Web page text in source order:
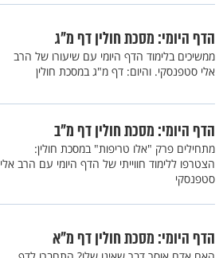
הדף היומי: מסכת חולין דף מ"ג
ממשיכים בלימוד הדף היומי עם שיעורו של הרב
אלי סטפנסקי. והיום: דף מ"ג במסכת חולין
הדף היומי: מסכת חולין דף מ"ב
מתחילים פרק "אלו טריפות" במסכת חולין:
הצטרפו ללימוד חווייתי של הדף היומי עם הרב אלי
סטפנסקי
הדף היומי: מסכת חולין דף מ"א